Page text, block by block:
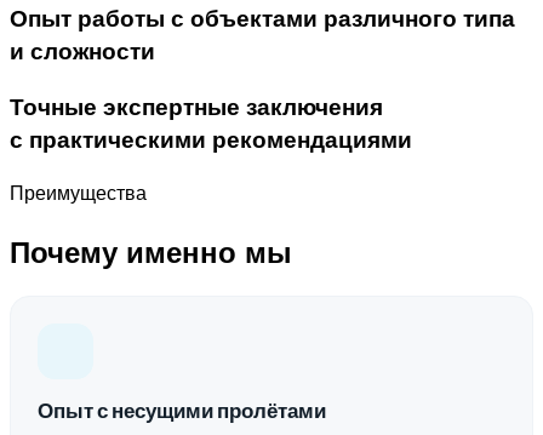
Опыт работы с объектами различного типа
и сложности
Точные экспертные заключения
с практическими рекомендациями
Преимущества
Почему именно мы
Опыт с несущими пролётами